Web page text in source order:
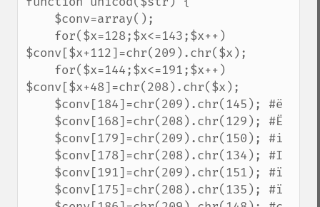
$conv[$x+112]=chr(209).chr($x);
$conv[$x+48]=chr(208).chr($x);